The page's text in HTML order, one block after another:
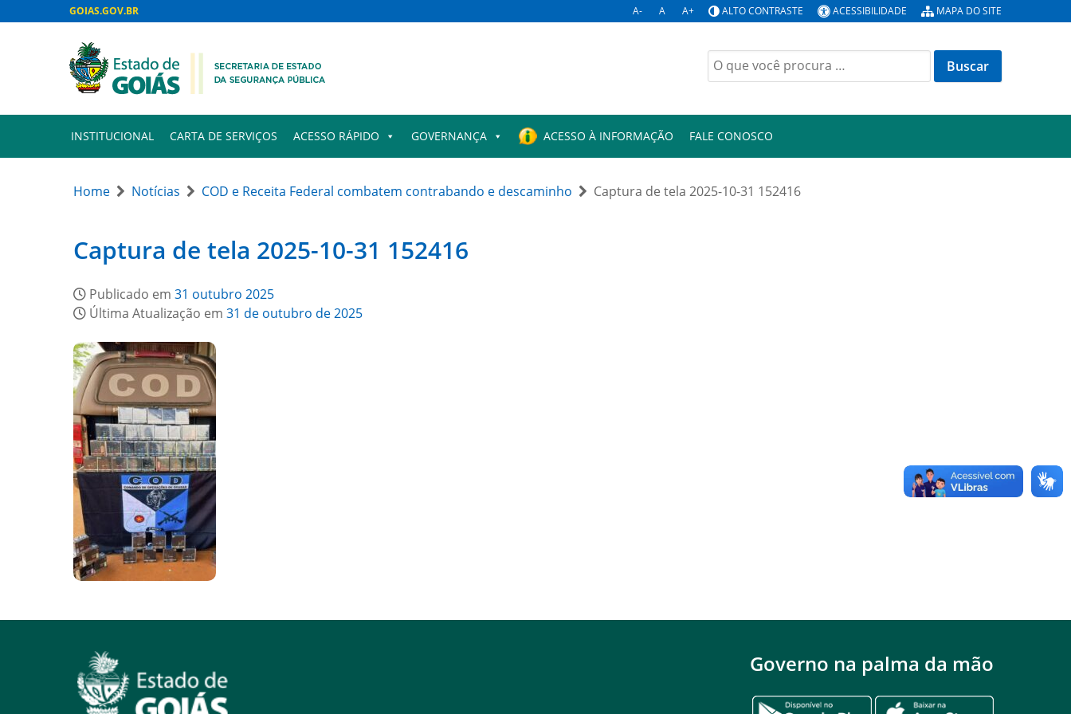
GOIAS.GOV.BR A- A A+ ALTO CONTRASTE ACESSIBILIDADE MAPA DO SITE
Buscar
por:
INSTITUCIONAL CARTA DE SERVIÇOS ACESSO RÁPIDO GOVERNANÇA ACESSO À INFORMAÇÃO FALE CONOSCO
Home Notícias COD e Receita Federal combatem contrabando e descaminho Captura de tela 2025-10-31 152416
Captura de tela 2025-10-31 152416
Publicado em 31 outubro 2025
Última Atualização em 31 de outubro de 2025
Governo na palma da mão